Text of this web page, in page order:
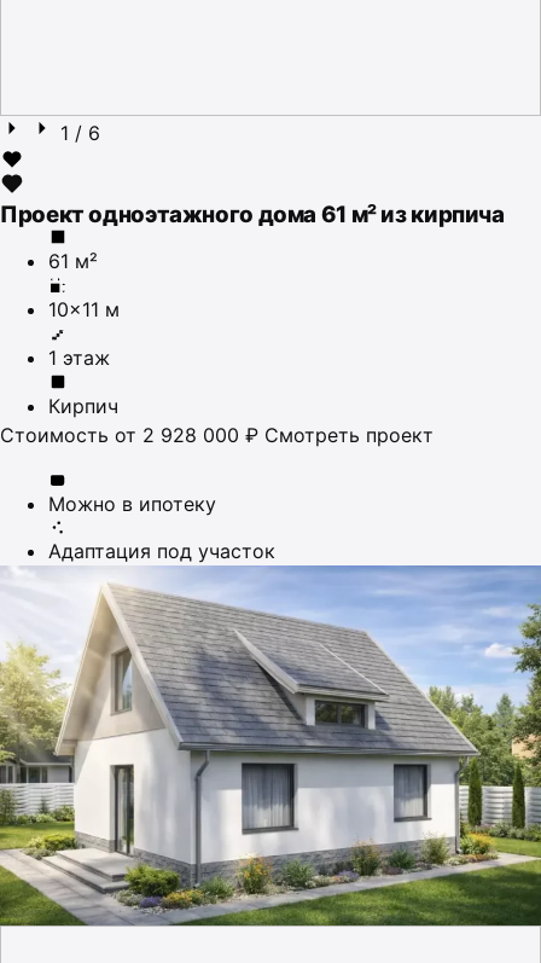
1 / 6
Проект одноэтажного дома 61 м² из кирпича
61 м²
10×11 м
1 этаж
Кирпич
Стоимость от 2 928 000 ₽ Смотреть проект
Можно в ипотеку
Адаптация под участок